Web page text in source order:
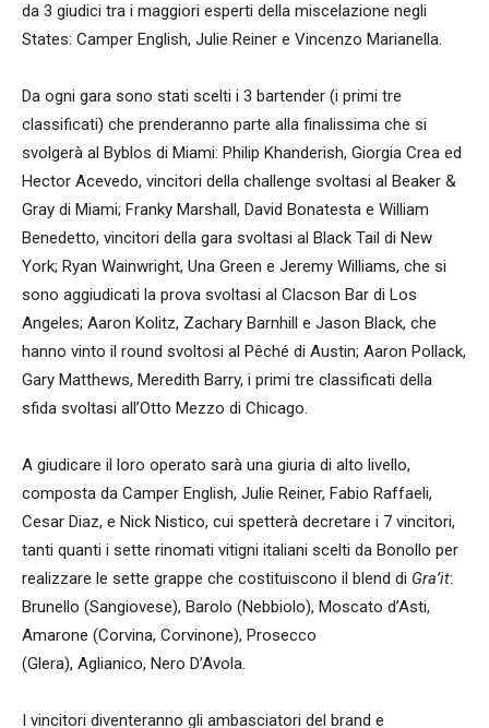
da 3 giudici tra i maggiori esperti della miscelazione negli
States: Camper English, Julie Reiner e Vincenzo Marianella.
Da ogni gara sono stati scelti i 3 bartender (i primi tre
classificati) che prenderanno parte alla finalissima che si
svolgerà al Byblos di Miami: Philip Khanderish, Giorgia Crea ed
Hector Acevedo, vincitori della challenge svoltasi al Beaker &
Gray di Miami; Franky Marshall, David Bonatesta e William
Benedetto, vincitori della gara svoltasi al Black Tail di New
York; Ryan Wainwright, Una Green e Jeremy Williams, che si
sono aggiudicati la prova svoltasi al Clacson Bar di Los
Angeles; Aaron Kolitz, Zachary Barnhill e Jason Black, che
hanno vinto il round svoltosi al Pêché di Austin; Aaron Pollack,
Gary Matthews, Meredith Barry, i primi tre classificati della
sfida svoltasi all’Otto Mezzo di Chicago.
A giudicare il loro operato sarà una giuria di alto livello,
composta da Camper English, Julie Reiner, Fabio Raffaeli,
Cesar Diaz, e Nick Nistico, cui spetterà decretare i 7 vincitori,
tanti quanti i sette rinomati vitigni italiani scelti da Bonollo per
realizzare le sette grappe che costituiscono il blend di Gra’it:
Brunello (Sangiovese), Barolo (Nebbiolo), Moscato d’Asti,
Amarone (Corvina, Corvinone), Prosecco
(Glera), Aglianico, Nero D’Avola.
I vincitori diventeranno gli ambasciatori del brand e